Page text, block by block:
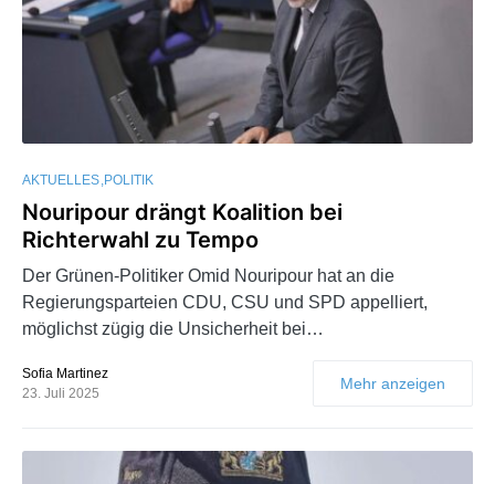
AKTUELLES POLITIK
Nouripour drängt Koalition bei
Richterwahl zu Tempo
Der Grünen-Politiker Omid Nouripour hat an die
Regierungsparteien CDU, CSU und SPD appelliert,
möglichst zügig die Unsicherheit bei…
Sofia Martinez
23. Juli 2025
Mehr anzeigen